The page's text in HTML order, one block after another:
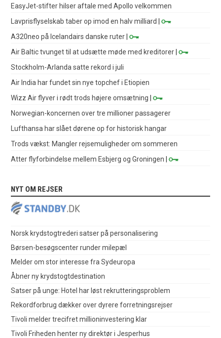
EasyJet-stifter hilser aftale med Apollo velkommen
Lavprisflyselskab taber op imod en halv milliard
|
A320neo på Icelandairs danske ruter |
Air Baltic tvunget til at udsætte møde med kreditorer |
Stockholm-Arlanda satte rekord i juli
Air India har fundet sin nye topchef i Etiopien
Wizz Air flyver i rødt trods højere omsætning |
Norwegian-koncernen over tre millioner passagerer
Lufthansa har slået dørene op for historisk hangar
Trods vækst: Mangler rejsemuligheder om sommeren
Atter flyforbindelse mellem Esbjerg og Groningen |
NYT OM REJSER
Norsk krydstogtrederi satser på personalisering
Børsen-besøgscenter runder milepæl
Melder om stor interesse fra Sydeuropa
Åbner ny krydstogtdestination
Satser på unge: Hotel har løst rekrutteringsproblem
Rekordforbrug dækker over dyrere forretningsrejser
Tivoli melder trecifret millioninvestering klar
Tivoli Friheden henter ny direktør i Jesperhus